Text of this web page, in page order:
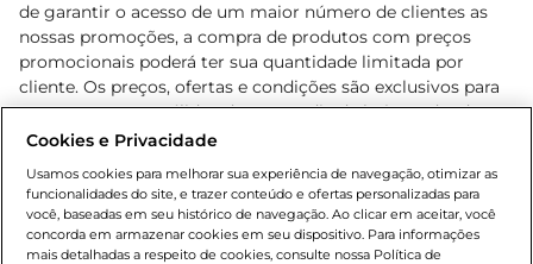
de garantir o acesso de um maior número de clientes as
nossas promoções, a compra de produtos com preços
promocionais poderá ter sua quantidade limitada por
cliente. Os preços, ofertas e condições são exclusivos para
o e-commerce e válidos durante o dia de hoje, podendo
sofrer alterações sem prévia notificação. Proibida a venda
Lei n.º 8069/90, art. 81, inciso II (Estatuto da Criança e do
Adolescente). Preços e condições exclusivos para o
www.bretas.com.br, podendo sofrer alterações sem aviso
Cookies e Privacidade
Usamos cookies para melhorar sua experiência de navegação, otimizar as
funcionalidades do site, e trazer conteúdo e ofertas personalizadas para
você, baseadas em seu histórico de navegação. Ao clicar em aceitar, você
concorda em armazenar cookies em seu dispositivo. Para informações
mais detalhadas a respeito de cookies, consulte nossa Política de